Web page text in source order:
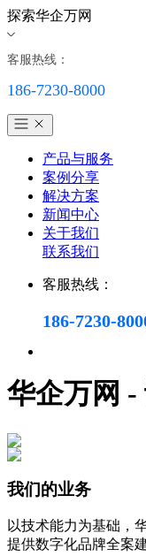
探索华企万网
客服热线：
186-7230-8000
产品与服务
案例分享
解决方案
新闻中心
关于我们
联系我们
客服热线：
186-7230-
华企万网 -
我们的业务
以技术能力为基础，
提供数字化品牌全案